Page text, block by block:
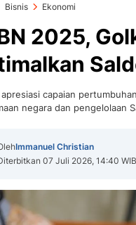
Bisnis Ekonomi
2025,
apresiasi capaian
negara dan pengelolaan
Immanuel Christian
07 Juli 2026, 14:40 WIB